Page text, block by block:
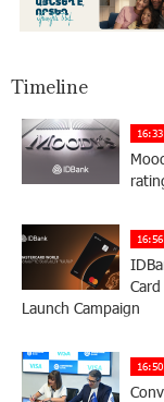
Timeline
Launch Campaign